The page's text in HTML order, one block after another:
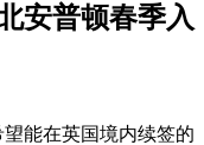
安普顿春季入
能在英国境内续签的